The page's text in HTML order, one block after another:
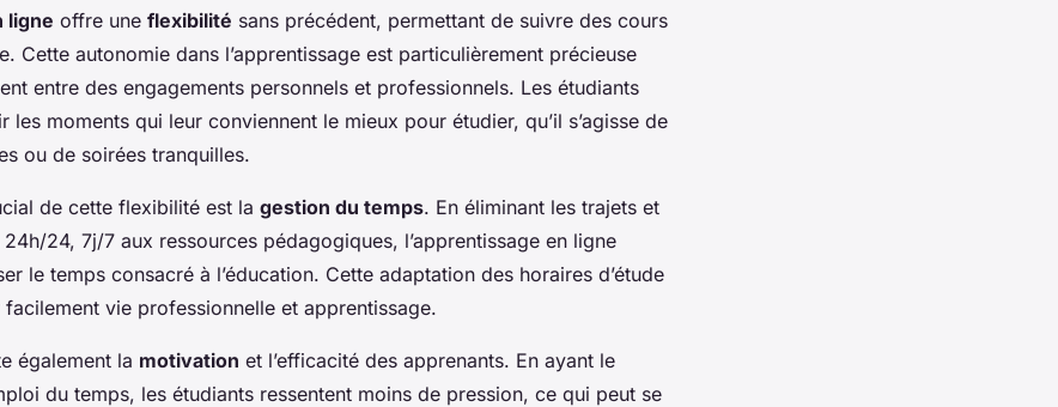
ligne offre une flexibilité sans précédent, permettant de suivre des cours
Cette autonomie dans l’apprentissage est particulièrement précieuse
entre des engagements personnels et professionnels. Les étudiants
les moments qui leur conviennent le mieux pour étudier, qu’il s’agisse de
ou de soirées tranquilles.
de cette flexibilité est la gestion du temps. En éliminant les trajets et
24, 7j/7 aux ressources pédagogiques, l’apprentissage en ligne
le temps consacré à l’éducation. Cette adaptation des horaires d’étude
vie professionnelle et apprentissage.
également la motivation et l’efficacité des apprenants. En ayant le
du temps, les étudiants ressentent moins de pression, ce qui peut se